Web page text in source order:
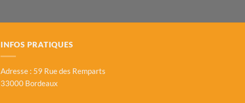
INFOS PRATIQUES
Adresse : 59 Rue des Remparts
33000 Bordeaux